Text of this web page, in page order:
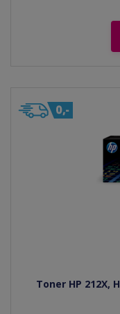
Toner HP 212X,